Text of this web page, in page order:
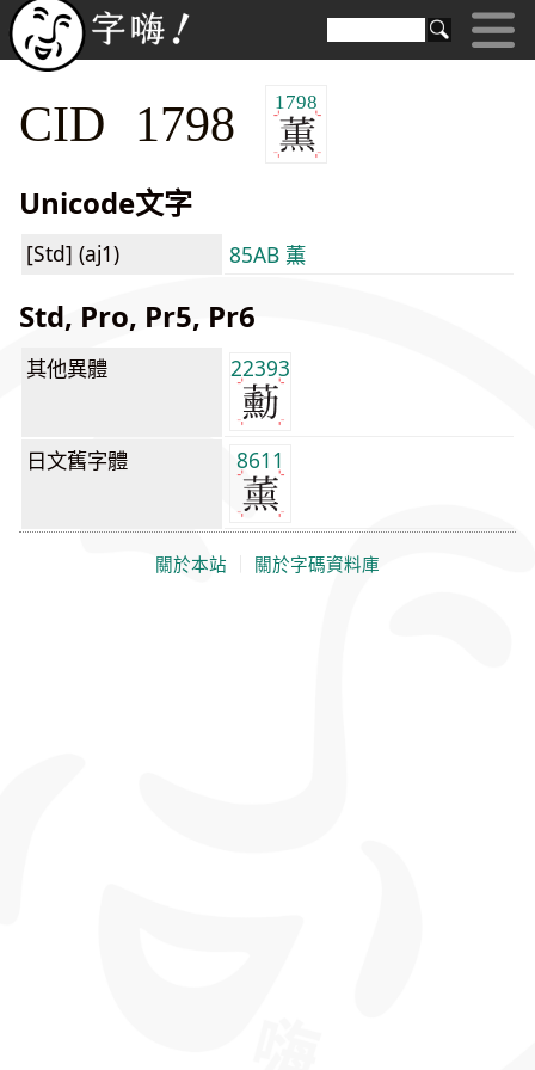
CID 1798 1798
Unicode文字
[Std] (aj1) 85AB 薫
Std, Pro, Pr5, Pr6
其他異體 22393
日文舊字體 8611
關於本站 關於字碼資料庫